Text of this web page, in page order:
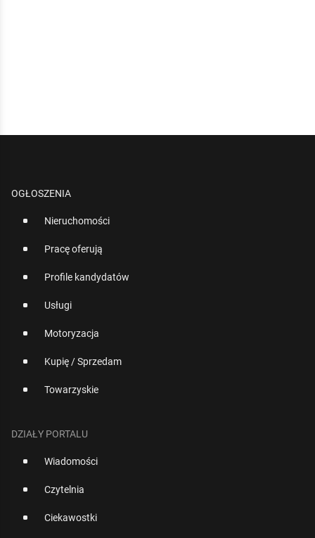
OGŁOSZENIA
Nieruchomości
Pracę oferują
Profile kandydatów
Usługi
Motoryzacja
Kupię / Sprzedam
Towarzyskie
DZIAŁY PORTALU
Wiadomości
Czytelnia
Ciekawostki